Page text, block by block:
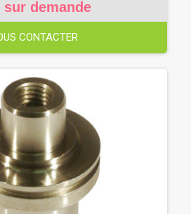
sur demande
CONTACTER